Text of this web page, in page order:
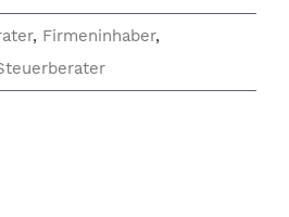
, Firmeninhaber,